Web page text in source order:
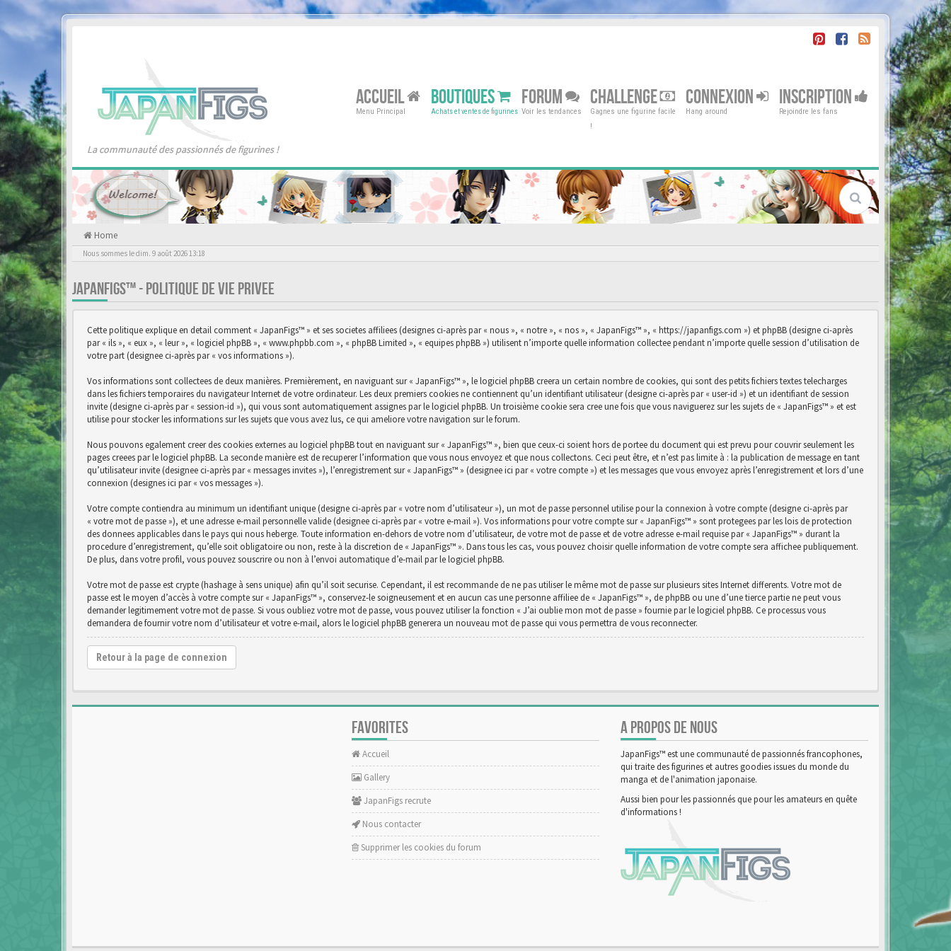
La communauté des passionnés de figurines !
ACCUEIL
Menu Principal
BOUTIQUES
Achats et ventes de figurines
FORUM
Voir les tendances
CHALLENGE
Gagnes une figurine facile
!
CONNEXION
Hang around
INSCRIPTION
Rejoindre les fans
Home
Nous sommes le dim. 9 août 2026 13:18
JAPANFIGS™ - POLITIQUE DE VIE PRIVEE
Cette politique explique en detail comment « JapanFigs™ » et ses societes affiliees (designes ci-après par « nous », « notre », « nos », « JapanFigs™ », « https://japanfigs.com ») et phpBB (designe ci-après
par « ils », « eux », « leur », « logiciel phpBB », « www.phpbb.com », « phpBB Limited », « equipes phpBB ») utilisent n’importe quelle information collectee pendant n’importe quelle session d’utilisation de
votre part (designee ci-après par « vos informations »).
Vos informations sont collectees de deux manières. Premièrement, en naviguant sur « JapanFigs™ », le logiciel phpBB creera un certain nombre de cookies, qui sont des petits fichiers textes telecharges
dans les fichiers temporaires du navigateur Internet de votre ordinateur. Les deux premiers cookies ne contiennent qu’un identifiant utilisateur (designe ci-après par « user-id ») et un identifiant de session
invite (designe ci-après par « session-id »), qui vous sont automatiquement assignes par le logiciel phpBB. Un troisième cookie sera cree une fois que vous naviguerez sur les sujets de « JapanFigs™ » et est
utilise pour stocker les informations sur les sujets que vous avez lus, ce qui ameliore votre navigation sur le forum.
Nous pouvons egalement creer des cookies externes au logiciel phpBB tout en naviguant sur « JapanFigs™ », bien que ceux-ci soient hors de portee du document qui est prevu pour couvrir seulement les
pages creees par le logiciel phpBB. La seconde manière est de recuperer l’information que vous nous envoyez et que nous collectons. Ceci peut être, et n’est pas limite à : la publication de message en tant
qu’utilisateur invite (designee ci-après par « messages invites »), l’enregistrement sur « JapanFigs™ » (designee ici par « votre compte ») et les messages que vous envoyez après l’enregistrement et lors d’une
connexion (designes ici par « vos messages »).
Votre compte contiendra au minimum un identifiant unique (designe ci-après par « votre nom d’utilisateur »), un mot de passe personnel utilise pour la connexion à votre compte (designe ci-après par
« votre mot de passe »), et une adresse e-mail personnelle valide (designee ci-après par « votre e-mail »). Vos informations pour votre compte sur « JapanFigs™ » sont protegees par les lois de protection
des donnees applicables dans le pays qui nous heberge. Toute information en-dehors de votre nom d’utilisateur, de votre mot de passe et de votre adresse e-mail requise par « JapanFigs™ » durant la
procedure d’enregistrement, qu’elle soit obligatoire ou non, reste à la discretion de « JapanFigs™ ». Dans tous les cas, vous pouvez choisir quelle information de votre compte sera affichee publiquement.
De plus, dans votre profil, vous pouvez souscrire ou non à l’envoi automatique d’e-mail par le logiciel phpBB.
Votre mot de passe est crypte (hashage à sens unique) afin qu’il soit securise. Cependant, il est recommande de ne pas utiliser le même mot de passe sur plusieurs sites Internet differents. Votre mot de
passe est le moyen d’accès à votre compte sur « JapanFigs™ », conservez-le soigneusement et en aucun cas une personne affiliee de « JapanFigs™ », de phpBB ou une d’une tierce partie ne peut vous
demander legitimement votre mot de passe. Si vous oubliez votre mot de passe, vous pouvez utiliser la fonction « J’ai oublie mon mot de passe » fournie par le logiciel phpBB. Ce processus vous
demandera de fournir votre nom d’utilisateur et votre e-mail, alors le logiciel phpBB generera un nouveau mot de passe qui vous permettra de vous reconnecter.
Retour à la page de connexion
FAVORITES
Accueil
Gallery
JapanFigs recrute
Nous contacter
Supprimer les cookies du forum
A PROPOS DE NOUS
JapanFigs™ est une communauté de passionnés francophones,
qui traite des figurines et autres goodies issues du monde du
manga et de l'animation japonaise.
Aussi bien pour les passionnés que pour les amateurs en quête
d'informations !